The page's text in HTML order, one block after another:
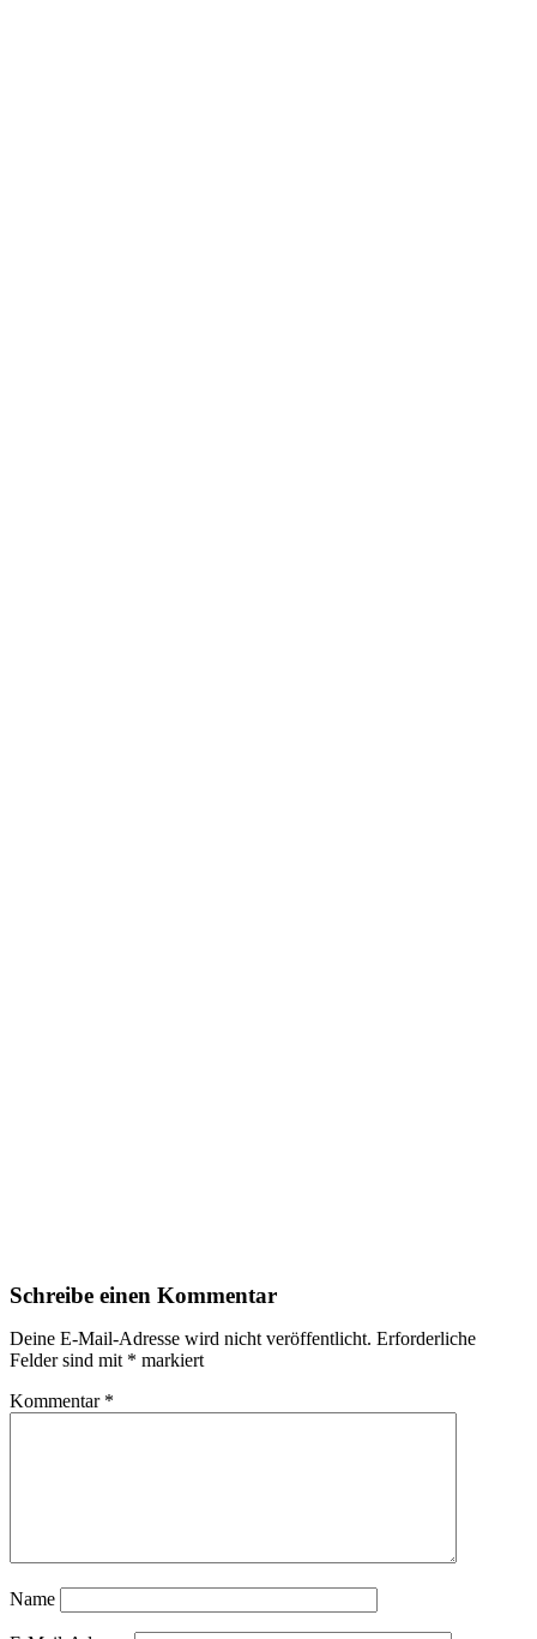
Schreibe einen Kommentar
Deine E-Mail-Adresse wird nicht veröffentlicht. Erforderliche
Felder sind mit * markiert
Kommentar *
Name